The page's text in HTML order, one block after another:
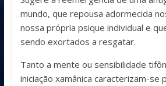
mundo, que repousa adormecida
nossa própria psique individual e
sendo exortados a resgatar.
Tanto a mente ou sensibilidade
iniciação xamânica caracterizam-se